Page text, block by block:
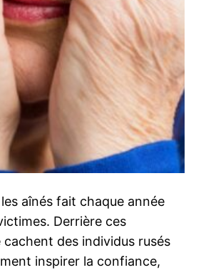
aînés fait chaque année
Derrière ces
cachent des individus rusés
inspirer la confiance,